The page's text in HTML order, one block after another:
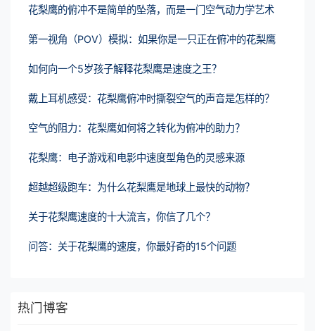
花梨鹰的俯冲不是简单的坠落，而是一门空气动力学艺术
第一视角（POV）模拟：如果你是一只正在俯冲的花梨鹰
如何向一个5岁孩子解释花梨鹰是速度之王？
戴上耳机感受：花梨鹰俯冲时撕裂空气的声音是怎样的？
空气的阻力：花梨鹰如何将之转化为俯冲的助力？
花梨鹰：电子游戏和电影中速度型角色的灵感来源
超越超级跑车：为什么花梨鹰是地球上最快的动物？
关于花梨鹰速度的十大流言，你信了几个？
问答：关于花梨鹰的速度，你最好奇的15个问题
热门博客